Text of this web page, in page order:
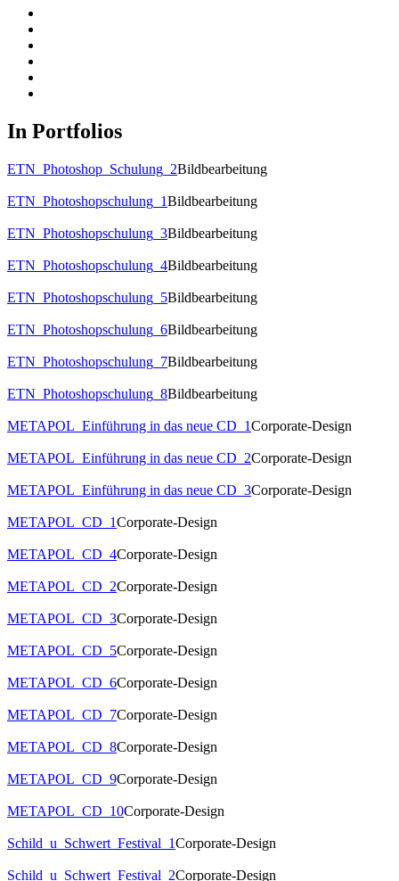
In Portfolios
ETN_Photoshop_Schulung_2Bildbearbeitung
ETN_Photoshopschulung_1Bildbearbeitung
ETN_Photoshopschulung_3Bildbearbeitung
ETN_Photoshopschulung_4Bildbearbeitung
ETN_Photoshopschulung_5Bildbearbeitung
ETN_Photoshopschulung_6Bildbearbeitung
ETN_Photoshopschulung_7Bildbearbeitung
ETN_Photoshopschulung_8Bildbearbeitung
METAPOL_Einführung in das neue CD_1Corporate-Design
METAPOL_Einführung in das neue CD_2Corporate-Design
METAPOL_Einführung in das neue CD_3Corporate-Design
METAPOL_CD_1Corporate-Design
METAPOL_CD_4Corporate-Design
METAPOL_CD_2Corporate-Design
METAPOL_CD_3Corporate-Design
METAPOL_CD_5Corporate-Design
METAPOL_CD_6Corporate-Design
METAPOL_CD_7Corporate-Design
METAPOL_CD_8Corporate-Design
METAPOL_CD_9Corporate-Design
METAPOL_CD_10Corporate-Design
Schild_u_Schwert_Festival_1Corporate-Design
Schild_u_Schwert_Festival_2Corporate-Design